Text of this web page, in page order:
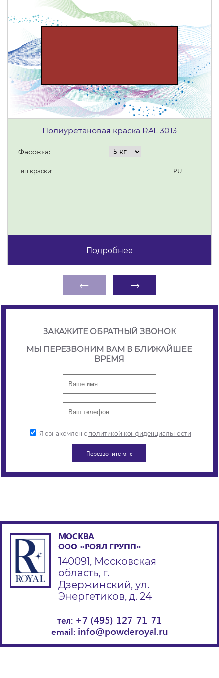
Полиуретановая краска RAL 3013
Фасовка:
Тип краски: PU
Подробнее
← →
ЗАКАЖИТЕ ОБРАТНЫЙ ЗВОНОК
МЫ ПЕРЕЗВОНИМ ВАМ В БЛИЖАЙШЕЕ
ВРЕМЯ
Я ознакомлен с политикой конфиденциальности
МОСКВА
ООО «РОЯЛ ГРУПП»
140091, Московская
область, г.
Дзержинский, ул.
Энергетиков, д. 24
тел: +7 (495) 127-71-71
email: info@powderoyal.ru